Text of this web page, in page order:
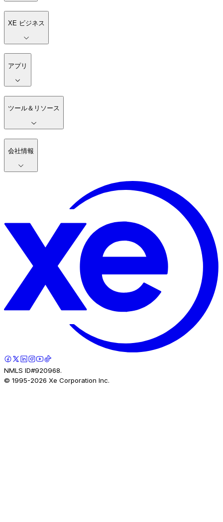
XE ビジネス
アプリ
ツール＆リソース
会社情報
NMLS ID#920968.
© 1995-2026 Xe Corporation Inc.